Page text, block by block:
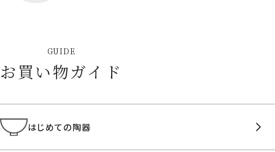
GUIDE
お買い物ガイド
はじめての陶器